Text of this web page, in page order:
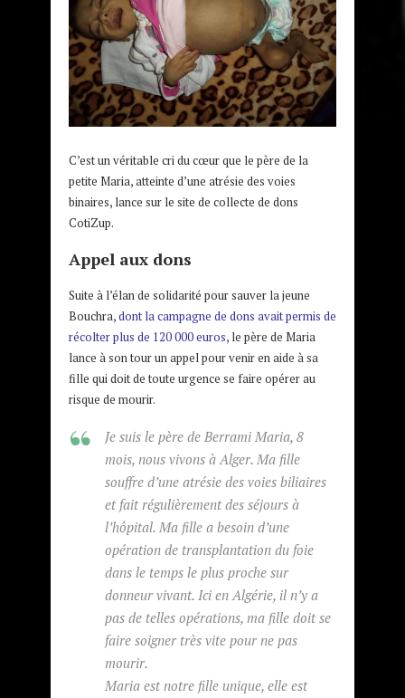
C’est un véritable cri du cœur que le père de la
petite Maria, atteinte d’une atrésie des voies
binaires, lance sur le site de collecte de dons
CotiZup.
Appel aux dons
Suite à l’élan de solidarité pour sauver la jeune
Bouchra,dont la campagne de dons avait permis de
récolter plus de 120 000 euros, le père de Maria
lance à son tour un appel pour venir en aide à sa
fille qui doit de toute urgence se faire opérer au
risque de mourir.
Je suis le père de Berrami Maria, 8
mois, nous vivons à Alger. Ma fille
souffre d’une atrésie des voies biliaires
et fait régulièrement des séjours à
l’hôpital. Ma fille a besoin d’une
opération de transplantation du foie
dans le temps le plus proche sur
donneur vivant. Ici en Algérie, il n’y a
pas de telles opérations, ma fille doit se
faire soigner très vite pour ne pas
mourir.
Maria est notre fille unique, elle est